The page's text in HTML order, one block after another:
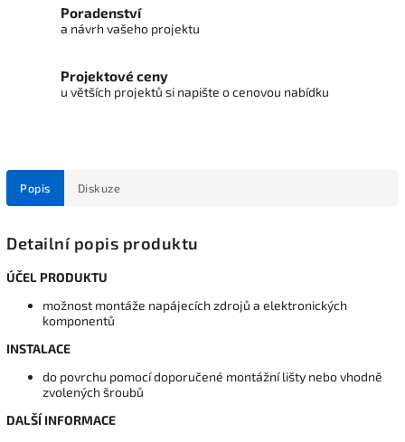
Poradenství
a návrh vašeho projektu
Projektové ceny
u větších projektů si napište o cenovou nabídku
Popis Diskuze
Detailní popis produktu
ÚČEL PRODUKTU
možnost montáže napájecích zdrojů a elektronických
komponentů
INSTALACE
do povrchu pomocí doporučené montážní lišty nebo vhodně
zvolených šroubů
DALŠÍ INFORMACE